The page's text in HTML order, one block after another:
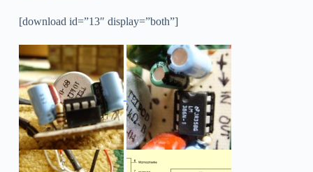
[download id=”13″ display=”both”]